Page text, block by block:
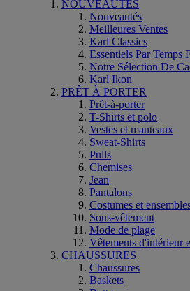
NOUVEAUTÉS
Nouveautés
Meilleures Ventes
Karl Classics
Essentiels Par Temps
Notre Sélection De
Karl Ikon
PRÊT À PORTER
Prêt-à-porter
T-Shirts et polo
Vestes et manteaux
Sweat-Shirts
Pulls
Chemises
Jean
Pantalons
Costumes et
Sous-vêtement
Mode de plage
Vêtements d'intérieur
CHAUSSURES
Chaussures
Baskets